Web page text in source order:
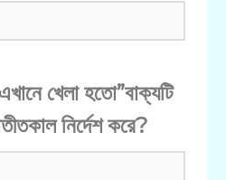
খেলা হতো”বাক্যটি
নির্দেশ করে?